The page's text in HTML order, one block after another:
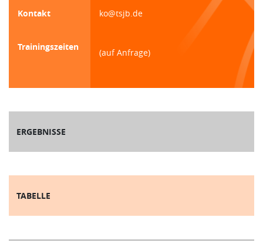
Kontakt ko@tsjb.de
Trainingszeiten
(auf Anfrage)
ERGEBNISSE
TABELLE